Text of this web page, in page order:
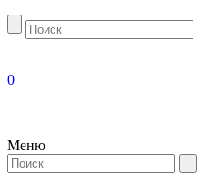
0
Меню